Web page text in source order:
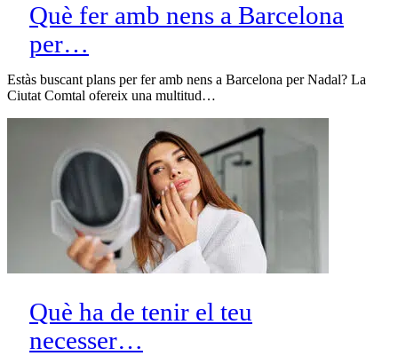
Què fer amb nens a Barcelona
per…
Estàs buscant plans per fer amb nens a Barcelona per Nadal? La
Ciutat Comtal ofereix una multitud…
Què ha de tenir el teu
necesser…